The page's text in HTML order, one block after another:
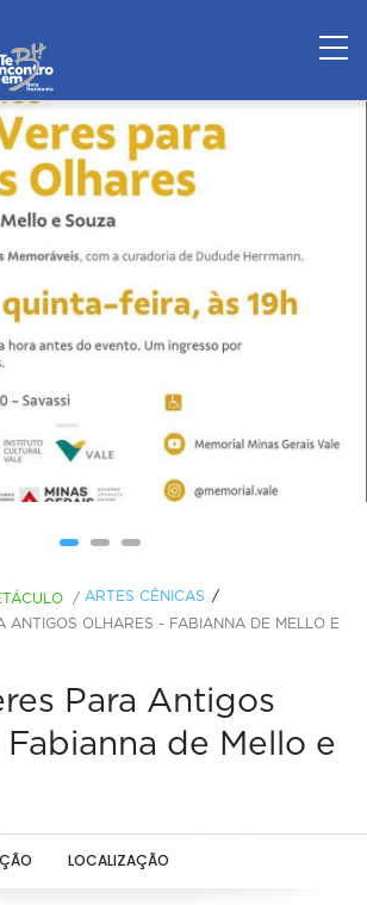
/ ARTES CÊNICAS
ANTIGOS OLHARES - FABIANNA DE MELLO E
Para Antigos
Fabianna de Mello e
LOCALIZAÇÃO